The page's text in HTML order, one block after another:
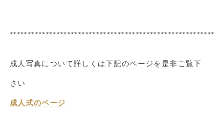
*********************************************************
成人写真について詳しくは下記のページを是非ご覧下
さい
成人式のページ